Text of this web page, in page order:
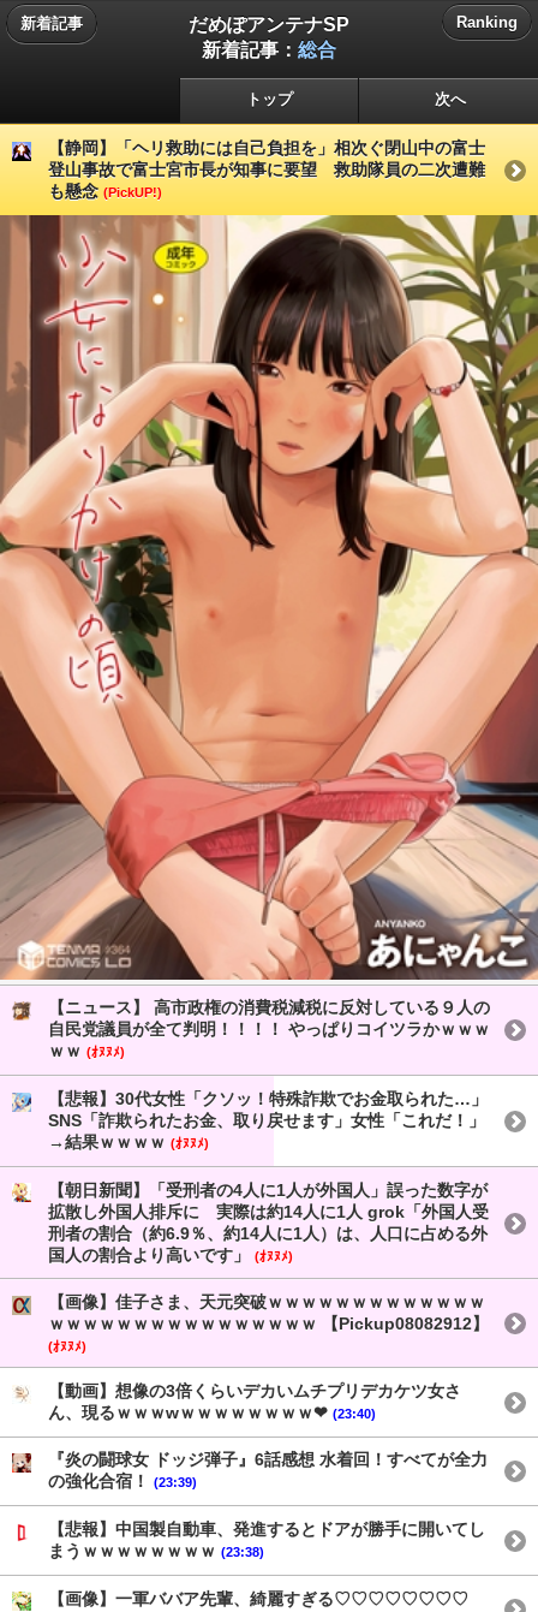
新着記事
だめぽアンテナSP
新着記事： 総合
Ranking
トップ 次へ
【静岡】「ヘリ救助には自己負担を」相次ぐ閉山中の富士
登山事故で富士宮市長が知事に要望 救助隊員の二次遭難
も懸念 (PickUP!)
【ニュース】 高市政権の消費税減税に反対している９人の
自民党議員が全て判明！！！！ やっぱりコイツラかｗｗｗ
ｗｗ (ｵﾇﾇﾒ)
【悲報】30代女性「クソッ！特殊詐欺でお金取られた…」
SNS「詐欺られたお金、取り戻せます」女性「これだ！」
→結果ｗｗｗｗ (ｵﾇﾇﾒ)
【朝日新聞】「受刑者の4人に1人が外国人」誤った数字が
拡散し外国人排斥に 実際は約14人に1人 grok「外国人受
刑者の割合（約6.9％、約14人に1人）は、人口に占める外
国人の割合より高いです」
(ｵﾇﾇﾒ)
【画像】佳子さま、天元突破ｗｗｗｗｗｗｗｗｗｗｗｗｗ
ｗｗｗｗｗｗｗｗｗｗｗｗｗｗｗｗ 【Pickup08082912】
(ｵﾇﾇﾒ)
【動画】想像の3倍くらいデカいムチプリデカケツ女さ
ん、現るｗｗｗwｗｗｗｗｗｗｗｗ❤ (23:40)
『炎の闘球女 ドッジ弾子』6話感想 水着回！すべてが全力
の強化合宿！
(23:39)
【悲報】中国製自動車、発進するとドアが勝手に開いてし
まうｗｗｗｗｗｗｗｗ (23:38)
【画像】一軍ババア先輩、綺麗すぎる♡♡♡♡♡♡♡♡